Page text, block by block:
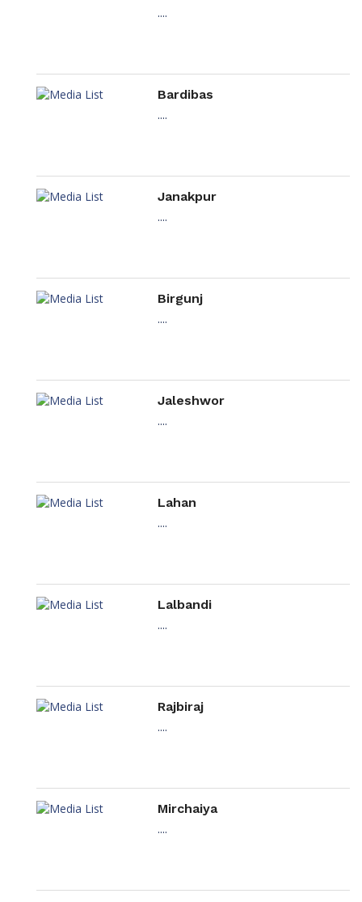
....
Bardibas
....
Janakpur
....
Birgunj
....
Jaleshwor
....
Lahan
....
Lalbandi
....
Rajbiraj
....
Mirchaiya
....